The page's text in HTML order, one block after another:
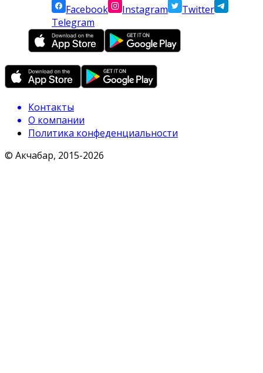
Facebook
Instagram
Twitter
Telegram
Контакты
О компании
Политика конфеденциальности
© Акчабар, 2015-2026